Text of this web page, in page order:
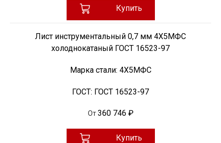
Купить
Лист инструментальный 0,7 мм 4Х5МФС
холоднокатаный ГОСТ 16523-97
Марка стали: 4Х5МФС
ГОСТ: ГОСТ 16523-97
От 360 746 ₽
Купить